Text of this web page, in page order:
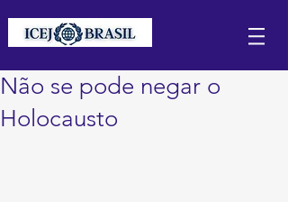
Não se pode negar o
Holocausto